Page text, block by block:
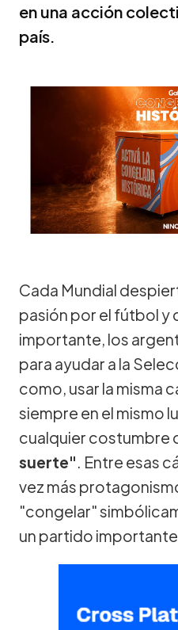
en una acción
país.
Cada Mundial
pasión por el fútbol y
importante, los
para ayudar a la
como, usar la misma
siempre en el mismo
cualquier costumbre
suerte". Entre esas
vez más
"congelar"
un partido